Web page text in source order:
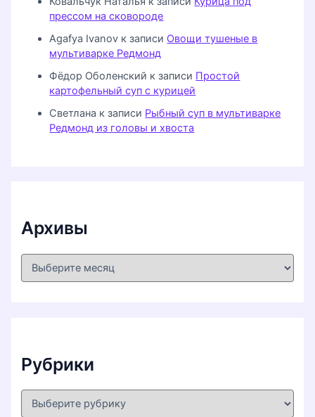
прессом на сковороде
Agafya Ivanov к записи Овощи тушеные в
мультиварке Редмонд
Фёдор Оболенский к записи Простой
картофельный суп с курицей
Светлана к записи Рыбный суп в мультиварке
Редмонд из головы и хвоста
Архивы
А
Рубрики
Р